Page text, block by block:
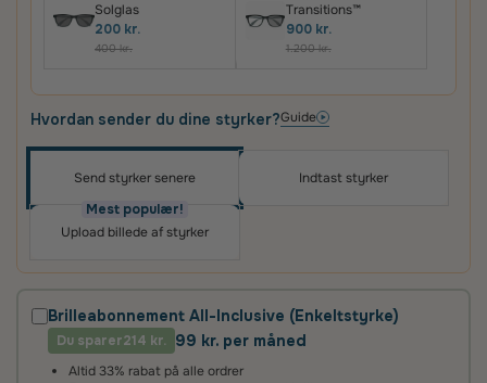
Solglas
200 kr.
400 kr.
Transitions™
900 kr.
1.200 kr.
Hvordan sender du dine styrker?Guide
Send styrker senere
Mest populær!
Indtast styrker
Upload billede af styrker
Brilleabonnement All-Inclusive (Enkeltstyrke)
Du sparer214 kr. 99 kr. per måned
Altid 33% rabat på alle ordrer
2 års fabriksgaranti
Vi giver 2 års garanti på alle vores brilleglas og stel. Det
Oplev skræddersyede brilleglas i høj kvalitet – til
priser, du vil elske
Det vigtigste for os er, at du er tilfreds med dit køb.
Derfor får du altid100 dages tilfredshedsgarantiog